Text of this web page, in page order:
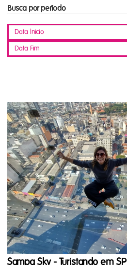
Busca por período
Sampa Sky - Turistando em SP